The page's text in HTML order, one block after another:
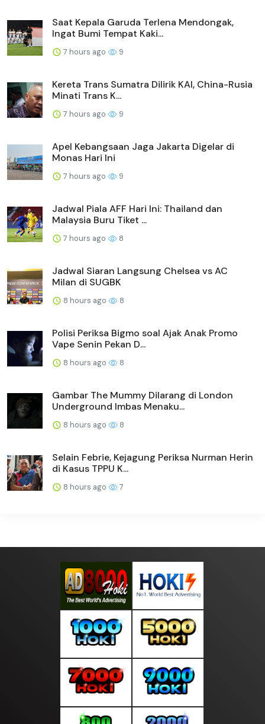
Saat Kepala Garuda Terlena Mendongak,
Ingat Bumi Tempat Kaki...
7 hours ago 9
Kereta Trans Sumatra Dilirik KAI, China-Rusia
Minati Trans K...
7 hours ago 9
Apel Kebangsaan Jaga Jakarta Digelar di
Monas Hari Ini
7 hours ago 9
Jadwal Piala AFF Hari Ini: Thailand dan
Malaysia Buru Tiket ...
7 hours ago 8
Jadwal Siaran Langsung Chelsea vs AC
Milan di SUGBK
8 hours ago 8
Polisi Periksa Bigmo soal Ajak Anak Promo
Vape Senin Pekan D...
8 hours ago 8
Gambar The Mummy Dilarang di London
Underground Imbas Menaku...
8 hours ago 8
Selain Febrie, Kejagung Periksa Nurman Herin
di Kasus TPPU K...
8 hours ago 7